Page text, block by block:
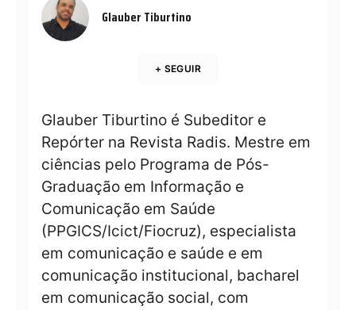
Glauber Tiburtino
+ SEGUIR
Glauber Tiburtino é Subeditor e
Repórter na Revista Radis. Mestre em
ciências pelo Programa de Pós-
Graduação em Informação e
Comunicação em Saúde
(PPGICS/Icict/Fiocruz), especialista
em comunicação e saúde e em
comunicação institucional, bacharel
em comunicação social, com